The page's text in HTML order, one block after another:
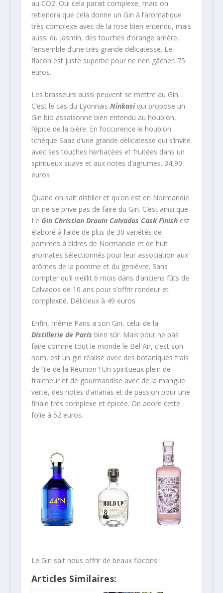
au CO2. Oui cela parait complexe, mais on
retiendra que cela donne un Gin à l’aromatique
très complexe avec de la rose bien entendu, mais
aussi du jasmin, des touches d’orange amère,
l’ensemble d’une très grande délicatesse. Le
flacon est juste superbe pour ne rien gâcher. 75
euros.
Les brasseurs aussi peuvent se mettre au Gin.
C’est le cas du Lyonnais Ninkasiqui propose un
Gin bio assaisonné bien entendu au houblon,
l’épice de la bière. En l’occurence le houblon
tchèque Saaz d’une grande délicatesse qui s’invite
avec ses touches herbacées et fruitées dans un
spiritueux suave et aux notes d’agrumes. 34,90
euros
Quand on sait distiller et qu’on est en Normandie
on ne se prive pas de faire du Gin. C’est ainsi que
Le Gin Christian Drouin Calvados Cask Finishest
élaboré à l’aide de plus de 30 variétés de
pommes à cidres de Normandie et de huit
aromates sélectionnés pour leur association aux
arômes de la pomme et du genièvre. Sans
compter qu’il vieillit 6 mois dans d’anciens fûts de
Calvados de 10 ans pour s’offrir rondeur et
complexité. Délicieux à 49 euros
Enfin, même Paris a son Gin, celui de la
Distillerie de Paris bien sûr. Mais pour ne pas
faire comme tout le monde le Bel Air, c’est son
nom, est un gin réalisé avec des botaniques frais
de l’ile de la Réunion ! Un spiritueux plein de
fraicheur et de gourmandise avec de la mangue
verte, des notes d’ananas et de passion pour une
finale très complexe et épicée. On adore cette
folie à 52 euros.
Le Gin sait nous offrir de beaux flacons !
Articles Similaires: